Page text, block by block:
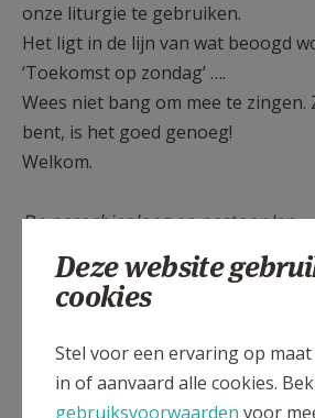
onze liturgie te gebruiken.
Het ligt in de lijn van wat beoogd
‘Toekomst op zondag’ ….
Wees niet bang om mee te zingen.
bent, is het goed genoeg!
Welkom.
De parochieploeg en pastoor Jan
Deze website
cookies
Stel voor een ervaring op
in of aanvaard alle cookies.
gebruiksvoorwaarden voor